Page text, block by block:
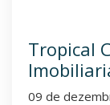
Tropical
09 de